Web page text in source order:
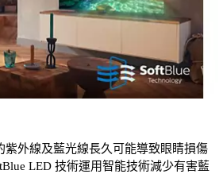
紫外線及藍光線長久可能導致眼睛損傷
LED 技術運用智能技術減少有害藍